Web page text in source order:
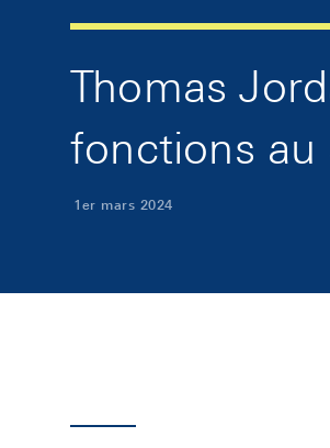
Thomas
fonctions au
1er mars 2024